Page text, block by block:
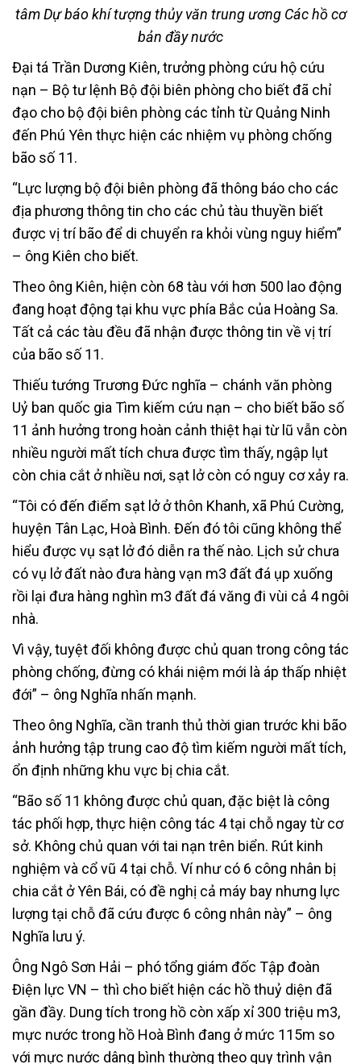
tâm Dự báo khí tượng thủy văn trung ương Các hồ cơ
bản đầy nước
Đại tá Trần Dương Kiên, trưởng phòng cứu hộ cứu
nạn – Bộ tư lệnh Bộ đội biên phòng cho biết đã chỉ
đạo cho bộ đội biên phòng các tỉnh từ Quảng Ninh
đến Phú Yên thực hiện các nhiệm vụ phòng chống
bão số 11.
“Lực lượng bộ đội biên phòng đã thông báo cho các
địa phương thông tin cho các chủ tàu thuyền biết
được vị trí bão để di chuyển ra khỏi vùng nguy hiểm”
– ông Kiên cho biết.
Theo ông Kiên, hiện còn 68 tàu với hơn 500 lao động
đang hoạt động tại khu vực phía Bắc của Hoàng Sa.
Tất cả các tàu đều đã nhận được thông tin về vị trí
của bão số 11.
Thiếu tướng Trương Đức nghĩa – chánh văn phòng
Uỷ ban quốc gia Tìm kiếm cứu nạn – cho biết bão số
11 ảnh hưởng trong hoàn cảnh thiệt hại từ lũ vẫn còn
nhiều người mất tích chưa được tìm thấy, ngập lụt
còn chia cắt ở nhiều nơi, sạt lở còn có nguy cơ xảy ra.
“Tôi có đến điểm sạt lở ở thôn Khanh, xã Phú Cường,
huyện Tân Lạc, Hoà Bình. Đến đó tôi cũng không thể
hiểu được vụ sạt lở đó diễn ra thế nào. Lịch sử chưa
có vụ lở đất nào đưa hàng vạn m3 đất đá ụp xuống
rồi lại đưa hàng nghìn m3 đất đá văng đi vùi cả 4 ngôi
nhà.
Vì vậy, tuyệt đối không được chủ quan trong công tác
phòng chống, đừng có khái niệm mới là áp thấp nhiệt
đới” – ông Nghĩa nhấn mạnh.
Theo ông Nghĩa, cần tranh thủ thời gian trước khi bão
ảnh hưởng tập trung cao độ tìm kiếm người mất tích,
ổn định những khu vực bị chia cắt.
“Bão số 11 không được chủ quan, đặc biệt là công
tác phối hợp, thực hiện công tác 4 tại chỗ ngay từ cơ
sở. Không chủ quan với tai nạn trên biển. Rút kinh
nghiệm và cổ vũ 4 tại chỗ. Ví như có 6 công nhân bị
chia cắt ở Yên Bái, có đề nghị cả máy bay nhưng lực
lượng tại chỗ đã cứu được 6 công nhân này” – ông
Nghĩa lưu ý.
Ông Ngô Sơn Hải – phó tổng giám đốc Tập đoàn
Điện lực VN – thì cho biết hiện các hồ thuỷ diện đã
gần đầy. Dung tích trong hồ còn xấp xỉ 300 triệu m3,
mực nước trong hồ Hoà Bình đang ở mức 115m so
với mực nước dâng bình thường theo quy trình vận